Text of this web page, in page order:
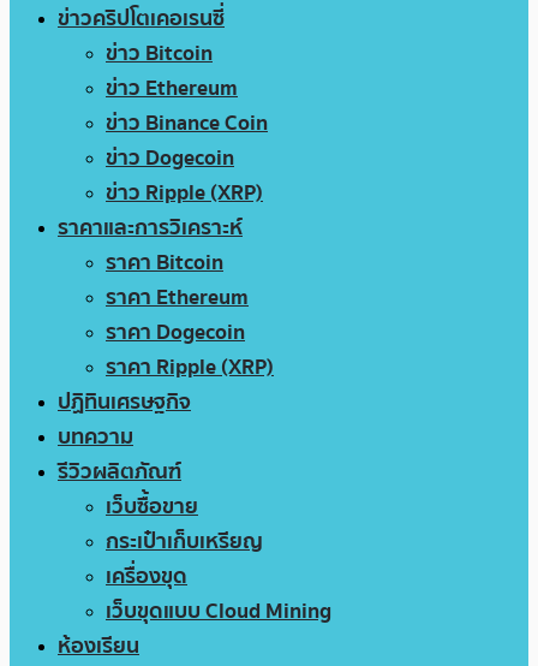
ข่าวคริปโตเคอเรนซี่
ข่าว Bitcoin
ข่าว Ethereum
ข่าว Binance Coin
ข่าว Dogecoin
ข่าว Ripple (XRP)
ราคาและการวิเคราะห์
ราคา Bitcoin
ราคา Ethereum
ราคา Dogecoin
ราคา Ripple (XRP)
ปฏิทินเศรษฐกิจ
บทความ
รีวิวผลิตภัณฑ์
เว็บซื้อขาย
กระเป๋าเก็บเหรียญ
เครื่องขุด
เว็บขุดแบบ Cloud Mining
ห้องเรียน